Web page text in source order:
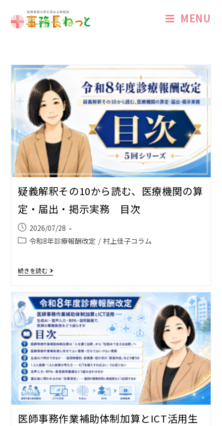
MENU
疑義解釈その10から読む、医療機関の算
定・届出・掲示実務 目次
2026/07/28
令和8年診療報酬改定 / 村上佳子コラム
続きを読む
医師事務作業補助体制加算とICT活用――生